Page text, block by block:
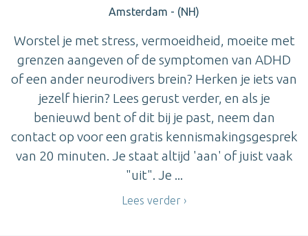
Amsterdam - (NH)
Worstel je met stress, vermoeidheid, moeite met
grenzen aangeven of de symptomen van ADHD
of een ander neurodivers brein? Herken je iets van
jezelf hierin? Lees gerust verder, en als je
benieuwd bent of dit bij je past, neem dan
contact op voor een gratis kennismakingsgesprek
van 20 minuten. Je staat altijd 'aan' of juist vaak
"uit". Je ...
Lees verder